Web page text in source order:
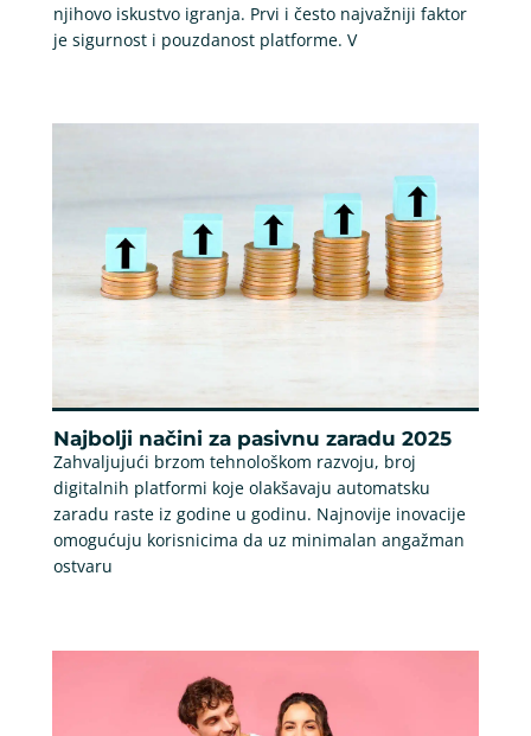
njihovo iskustvo igranja. Prvi i često najvažniji faktor
je sigurnost i pouzdanost platforme. V
Najbolji načini za pasivnu zaradu 2025
Zahvaljujući brzom tehnološkom razvoju, broj
digitalnih platformi koje olakšavaju automatsku
zaradu raste iz godine u godinu. Najnovije inovacije
omogućuju korisnicima da uz minimalan angažman
ostvaru